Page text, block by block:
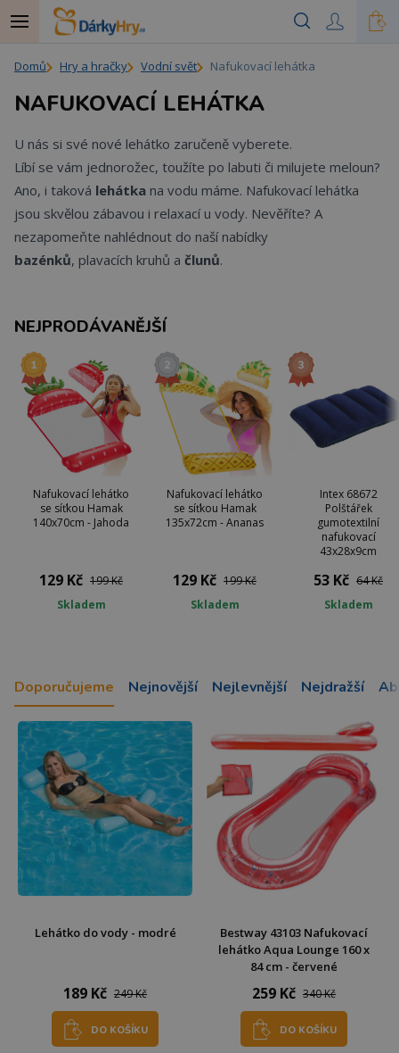
Domů Hry a hračky Vodní svět Nafukovací lehátka
NAFUKOVACÍ LEHÁTKA
U nás si své nové lehátko zaručeně vyberete.
Líbí se vám jednorožec, toužíte po labuti či milujete meloun?
Ano, i taková lehátka na vodu máme. Nafukovací lehátka
jsou skvělou zábavou i relaxací u vody. Nevěříte? A
nezapomeňte nahlédnout do naší nabídky
bazénků, plavacích kruhů a člunů.
NEJPRODÁVANĚJŠÍ
Nafukovací lehátko
se síťkou Hamak
140x70cm - Jahoda
129 Kč 199 Kč
Skladem
Nafukovací lehátko
se síťkou Hamak
135x72cm - Ananas
129 Kč 199 Kč
Skladem
Intex 68672
Polštářek
gumotextilní
nafukovací
43x28x9cm
53 Kč 64 Kč
Skladem
Doporučujeme Nejnovější Nejlevnější Nejdražší
Lehátko do vody - modré
189 Kč 249 Kč
DO KOŠÍKU
Bestway 43103 Nafukovací
lehátko Aqua Lounge 160 x
84 cm - červené
259 Kč 340 Kč
DO KOŠÍKU